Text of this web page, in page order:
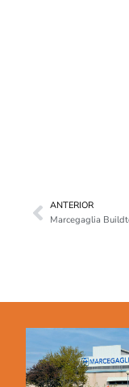
ANTERIOR
Marcegaglia